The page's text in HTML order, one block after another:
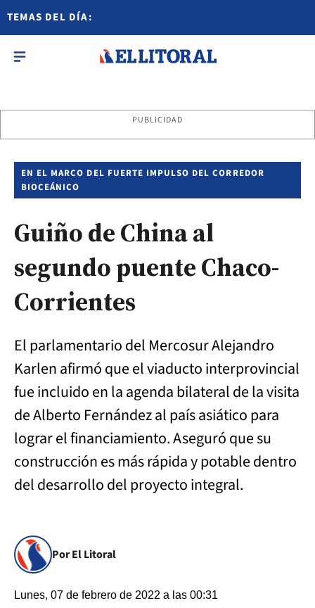
TEMAS DEL DÍA:
PUBLICIDAD
EN EL MARCO DEL FUERTE IMPULSO DEL CORREDOR
BIOCEÁNICO
Guiño de China al
segundo puente Chaco-
Corrientes
El parlamentario del Mercosur Alejandro
Karlen afirmó que el viaducto interprovincial
fue incluido en la agenda bilateral de la visita
de Alberto Fernández al país asiático para
lograr el financiamiento. Aseguró que su
construcción es más rápida y potable dentro
del desarrollo del proyecto integral.
Por El Litoral
Lunes, 07 de febrero de 2022 a las 00:31